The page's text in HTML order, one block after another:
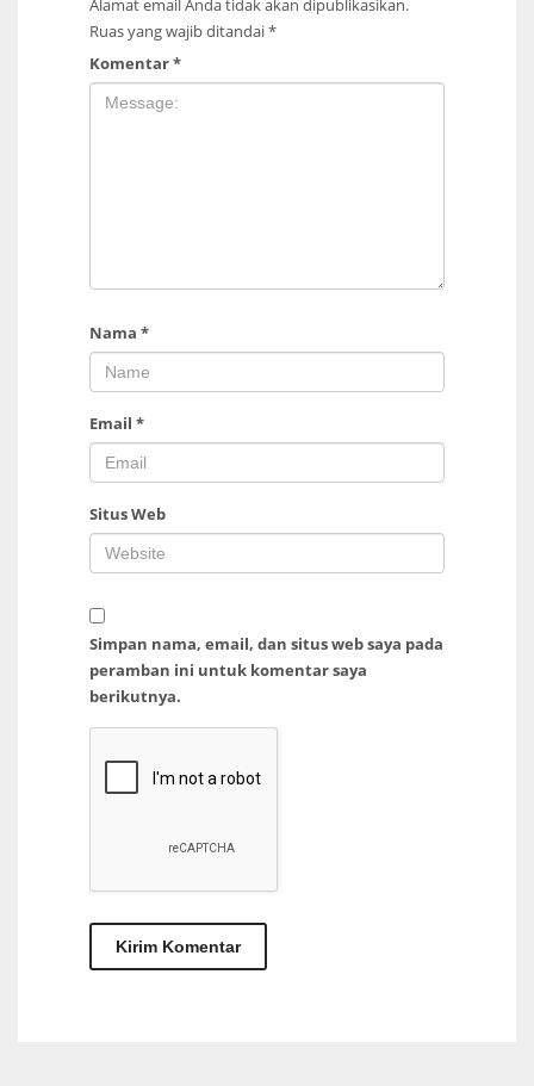
Ruas yang wajib ditandai*
Komentar*
Nama *
Email *
Situs Web
Simpan nama, email, dan situs web saya pada
peramban ini untuk komentar saya
berikutnya.